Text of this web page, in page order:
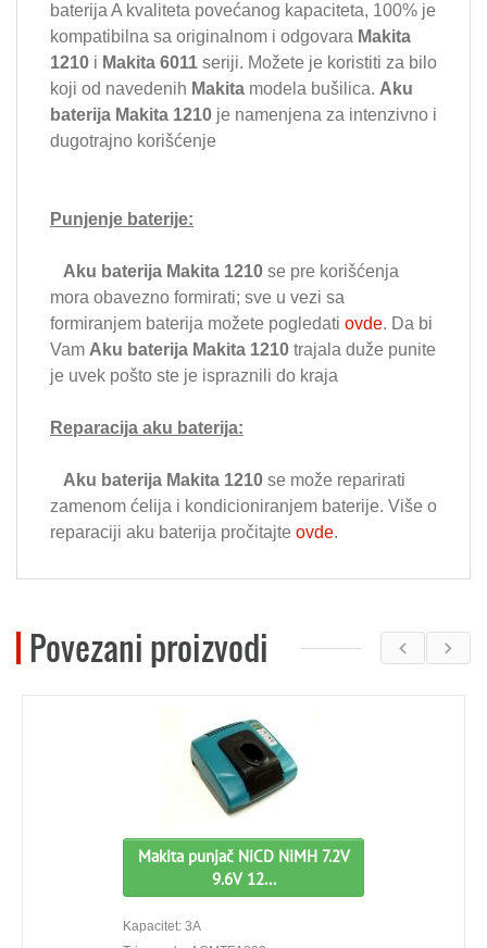
baterija A kvaliteta povećanog kapaciteta, 100% je
kompatibilna sa originalnom i odgovara Makita
1210 i Makita 6011 seriji. Možete je koristiti za bilo
koji od navedenih Makita modela bušilica. Aku
baterija Makita 1210 je namenjena za intenzivno i
dugotrajno korišćenje
Punjenje baterije:
Aku baterija Makita 1210 se pre korišćenja
mora obavezno formirati; sve u vezi sa
formiranjem baterija možete pogledati ovde. Da bi
Vam Aku baterija Makita 1210 trajala duže punite
je uvek pošto ste je ispraznili do kraja
Reparacija aku baterija:
Aku baterija Makita 1210 se može reparirati
zamenom ćelija i kondicioniranjem baterije. Više o
reparaciji aku baterija pročitajte ovde.
Povezani proizvodi
Makita punjač NiCD NiMH 7.2V
9.6V 12...
Kapacitet: 3A